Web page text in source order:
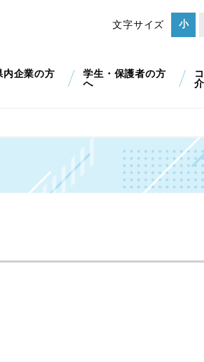
文字サイズ 小
内企業の方
学生・保護者の方
へ